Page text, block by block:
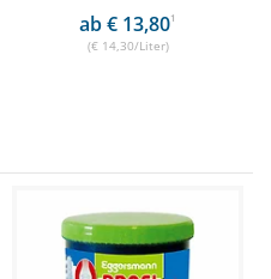
ab € 13,801
(€ 14,30/Liter)